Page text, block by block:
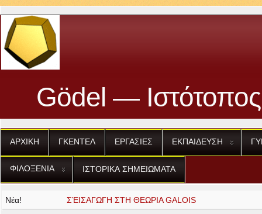
Gödel —
ΑΡΧΙΚΗ ΓΚΕΝΤΕΛ ΕΡΓΑΣΙΕΣ ΕΚΠΑΙΔΕΥΣΗ
ΦΙΛΟΞΕΝΙΑ ΙΣΤΟΡΙΚΑ ΣΗΜΕΙΩΜΑΤΑ
Νέα! ΕΙΣΑΓΩΓΗ ΣΤΗ ΘΕΩΡΙΑ GALOIS